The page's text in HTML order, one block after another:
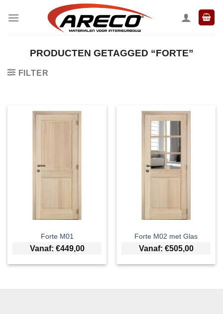
naar
PRODUCTEN GETAGGED “FORTE”
FILTER
Forte M01
Vanaf: €449,00
Forte M02 met Glas
Vanaf: €505,00